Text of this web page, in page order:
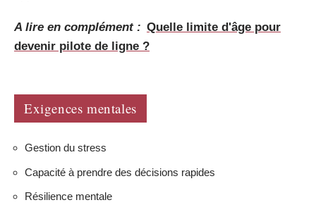
A lire en complément : Quelle limite d'âge pour
devenir pilote de ligne ?
Exigences mentales
Gestion du stress
Capacité à prendre des décisions rapides
Résilience mentale